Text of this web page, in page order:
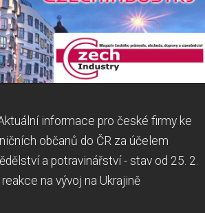
informace pro české firmy ke
občanů do ČR za účelem
a potravinářství - stav od 25. 2.
na vývoj na Ukrajině